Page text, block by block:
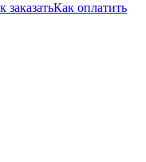
заказатьКак оплатить